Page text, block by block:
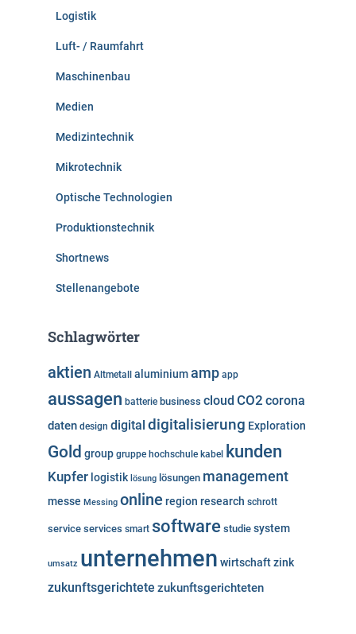
Logistik
Luft- / Raumfahrt
Maschinenbau
Medien
Medizintechnik
Mikrotechnik
Optische Technologien
Produktionstechnik
Shortnews
Stellenangebote
Schlagwörter
aktien Altmetall aluminiumamp app
aussagen batterie business cloud CO2 corona
daten design digital digitalisierung Exploration
Gold group gruppe hochschule kabel kunden
Kupfer logistik lösung lösungen management
messe Messing online region research schrott
service services smart software studie system
umsatz unternehmen wirtschaftzink
zukunftsgerichtete zukunftsgerichteten